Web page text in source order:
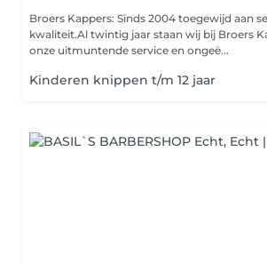
Broers Kappers: Sinds 2004 toegewijd aan
kwaliteit.Al twintig jaar staan wij bij Broers
onze uitmuntende service en ongeë...
Kinderen knippen t/m 12 jaar